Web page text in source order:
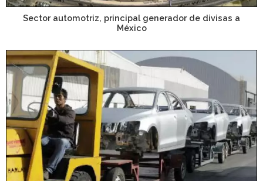
Sector automotriz, principal generador de divisas a
México